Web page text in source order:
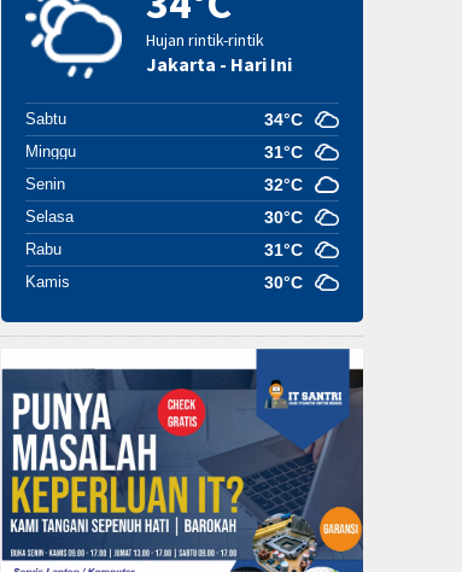
Hujan rintik-rintik
Jakarta - Hari Ini
Sabtu 34°C
Minggu 31°C
Senin 32°C
Selasa 30°C
Rabu 31°C
Kamis 30°C